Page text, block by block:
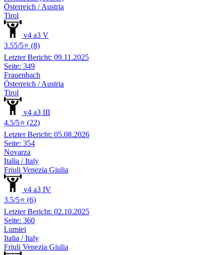
Österreich / Austria
Tirol
v4 a3 V
3.55/5⭐ (8)
Letzter Bericht: 09.11.2025
Seite: 349
Frauenbach
Österreich / Austria
Tirol
v4 a3 III
4.5/5⭐ (22)
Letzter Bericht: 05.08.2026
Seite: 354
Novarza
Italia / Italy
Friuli Venezia Giulia
v4 a3 IV
3.5/5⭐ (6)
Letzter Bericht: 02.10.2025
Seite: 360
Lumiei
Italia / Italy
Friuli Venezia Giulia